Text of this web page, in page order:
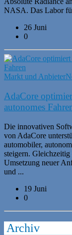
NASA. Das Labor
26 Juni
0
Markt und Anbieter
AdaCore
autonomes
Die innovativen
von AdaCore
automobiler,
steigern.
Umsetzung neuer
und ...
19 Juni
0
Archiv